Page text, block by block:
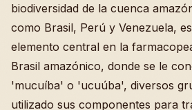
biodiversidad de la cuenca
como Brasil, Perú y Venezuela,
elemento central en la
Brasil amazónico, donde se le
'mucuíba' o 'ucuúba', diversos
utilizado sus componentes para